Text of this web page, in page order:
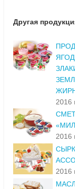
Другая
2016
2016
2016